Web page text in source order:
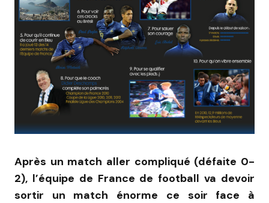
Après un match aller compliqué (défaite 0-
2), l’équipe de France de football va devoir
sortir un match énorme ce soir face à